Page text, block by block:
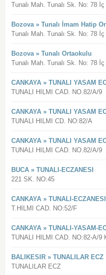
Tunalı Mah. Tunalı Sk. No: 78
Bozova » Tunalı İmam Hatip
Tunalı Mah. Tunalı Sk. No: 78
Bozova » Tunalı Ortaokulu
Tunalı Mah. Tunalı Sk. No: 78
CANKAYA » TUNALI YASAM
TUNALI HILMI CAD. NO.82/A/9
CANKAYA » TUNALI YASAM
TUNALI HILMI CD. NO:82/A
CANKAYA » TUNALI YASAM
TUNALI HILMI CAD. NO.82/A/9
BUCA » TUNALI-ECZANESI
221 SK. NO:45
CANKAYA » TUNALI-ECZANESI
T.HILMI CAD. NO:52/F
CANKAYA » TUNALI-YASAM-
TUNALI HILMI CAD. NO:82-A/9
BALIKESIR » TUNALILAR ECZ
TUNALILAR ECZ